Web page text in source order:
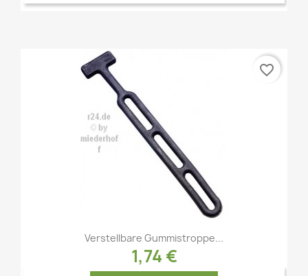
Vorschau
Verstellbare Gummistroppe...
1,74 €
favorite_border